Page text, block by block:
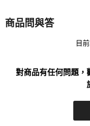
商品問與答
目
對商品有任何問題，